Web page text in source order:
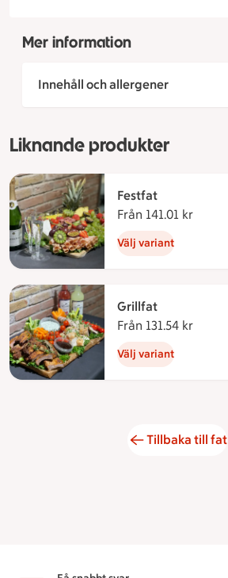
Mer information
Innehåll och allergener
Liknande produkter
Festfat
Från 141.01 kr
Välj variant
Grillfat
Från 131.54 kr
Välj variant
Tillbaka till fat